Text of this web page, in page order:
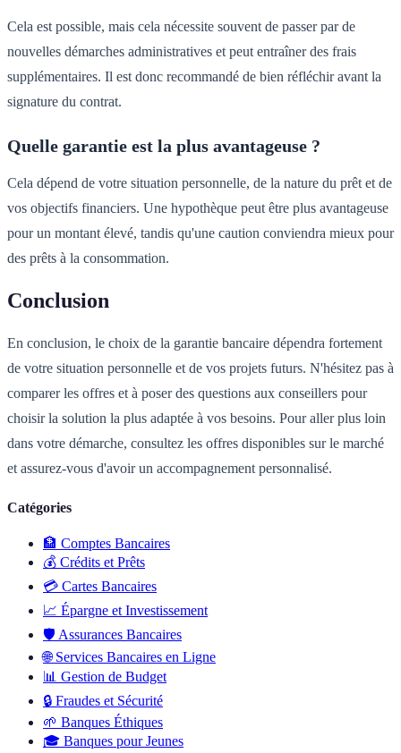
Cela est possible, mais cela nécessite souvent de passer par de
nouvelles démarches administratives et peut entraîner des frais
supplémentaires. Il est donc recommandé de bien réfléchir avant la
signature du contrat.
Quelle garantie est la plus avantageuse ?
Cela dépend de votre situation personnelle, de la nature du prêt et de
vos objectifs financiers. Une hypothèque peut être plus avantageuse
pour un montant élevé, tandis qu'une caution conviendra mieux pour
des prêts à la consommation.
Conclusion
En conclusion, le choix de la garantie bancaire dépendra fortement
de votre situation personnelle et de vos projets futurs. N'hésitez pas à
comparer les offres et à poser des questions aux conseillers pour
choisir la solution la plus adaptée à vos besoins. Pour aller plus loin
dans votre démarche, consultez les offres disponibles sur le marché
et assurez-vous d'avoir un accompagnement personnalisé.
Catégories
🏦 Comptes Bancaires
💰 Crédits et Prêts
💳 Cartes Bancaires
📈 Épargne et Investissement
🛡️ Assurances Bancaires
🌐 Services Bancaires en Ligne
📊 Gestion de Budget
🔒 Fraudes et Sécurité
🌱 Banques Éthiques
🎓 Banques pour Jeunes